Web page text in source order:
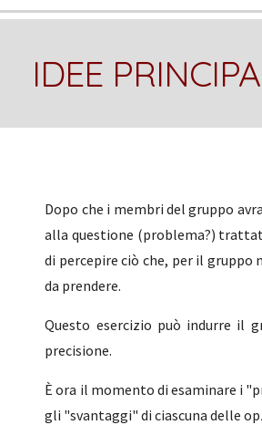
IDEE
Dopo che i membri del gruppo
alla questione (problema?)
di percepire ciò che, per il gruppo
da prendere.
Questo esercizio può indurre il
precisione.
È ora il momento di esaminare i
gli "svantaggi" di ciascuna delle